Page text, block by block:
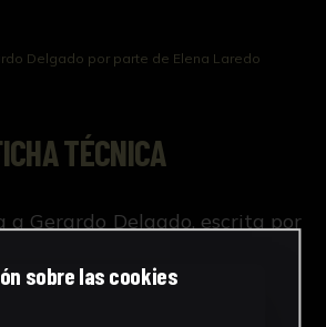
Delgado por parte de Elena Laredo
TÉCNICA
a Gerardo Delgado, escrita por
sobre las cookies